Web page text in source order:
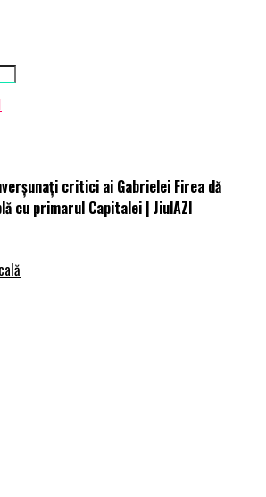
critici ai Gabrielei Firea dă
cu primarul Capitalei | JiulAZI